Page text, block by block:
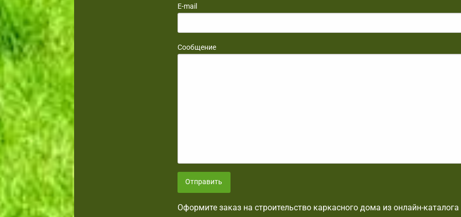
E-mail
Сообщение
Отправить
Оформите заказ на строительство каркасного дома из онлайн-